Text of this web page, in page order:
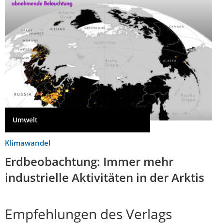
Umwelt
Klimawandel
Erdbeobachtung: Immer mehr
industrielle Aktivitäten in der Arktis
Empfehlungen des Verlags